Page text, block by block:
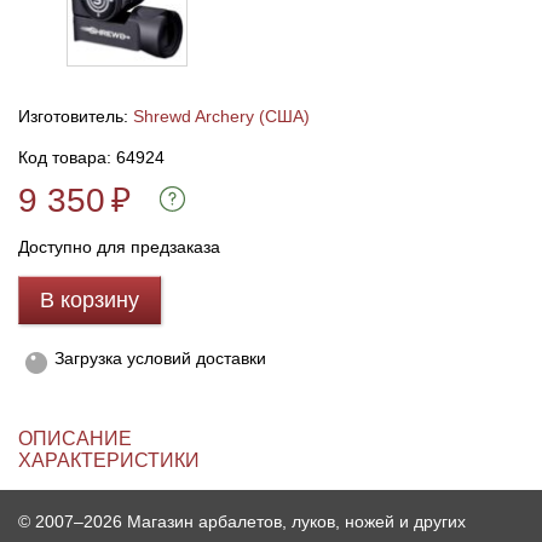
Изготовитель: Shrewd Archery (США)
Код товара: 64924
9 350₽
Доступно для предзаказа
В корзину
Загрузка условий доставки
ОПИСАНИЕ
ХАРАКТЕРИСТИКИ
© 2007–2026 Магазин арбалетов, луков, ножей и других
Линейки для настройки лука
Полочки для лука
Плунжеры для лука
Киссеры для лука
Охотничьи ножи
Ножи складные